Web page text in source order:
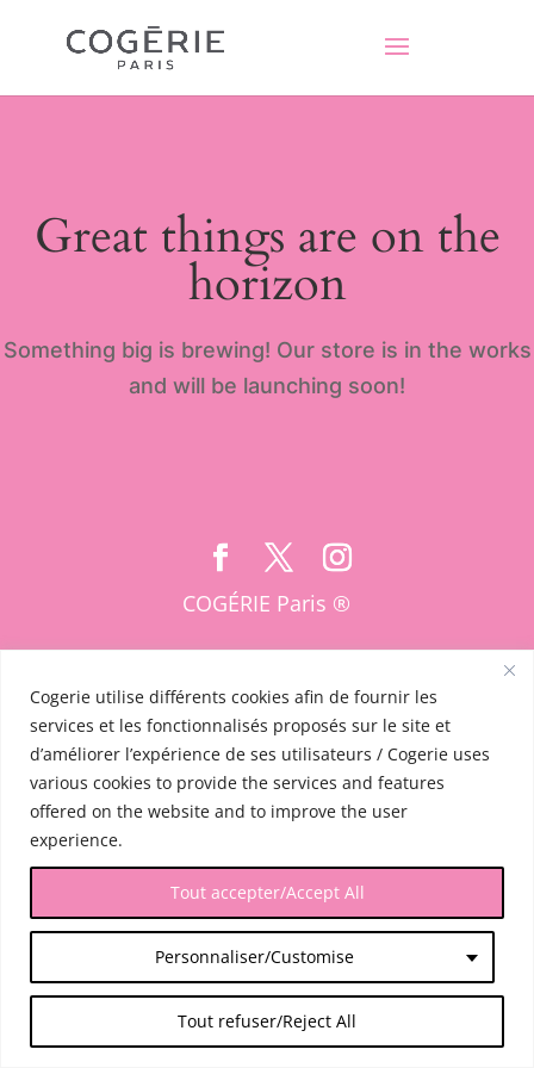
Cogerie utilise différents cookies afin de fournir les
services et les fonctionnalisés proposés sur le site et
d’améliorer l’expérience de ses utilisateurs / Cogerie uses
various cookies to provide the services and features
offered on the website and to improve the user
experience.
Personnaliser/Customise
Tout refuser/Reject All
Tout accepter/Accept All
Great things are on the
horizon
Something big is brewing! Our store is in the works
and will be launching soon!
COGÉRIE Paris ®